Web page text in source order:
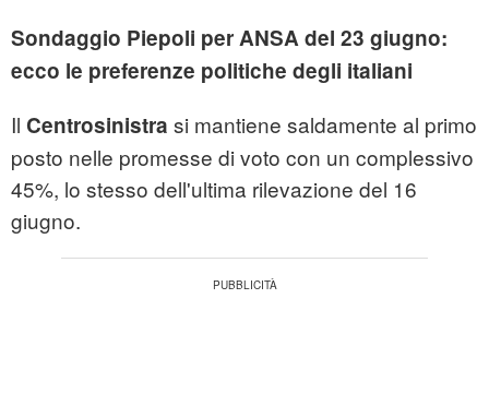
Sondaggio Piepoli per ANSA del 23 giugno:
ecco le preferenze politiche degli italiani
Il Centrosinistra si mantiene saldamente al primo
posto nelle promesse di voto con un complessivo
45%, lo stesso dell'ultima rilevazione del 16
giugno.